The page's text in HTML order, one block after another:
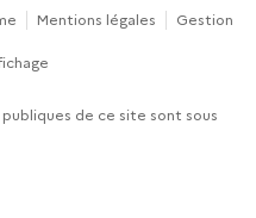
Mentions légales Gestion
de ce site sont sous